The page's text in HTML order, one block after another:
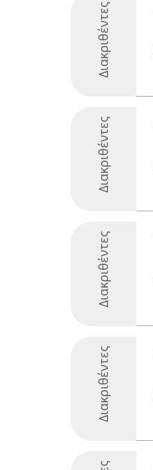
Διακριθέντες
Διακριθέντες
Διακριθέντες
Διακριθέντες